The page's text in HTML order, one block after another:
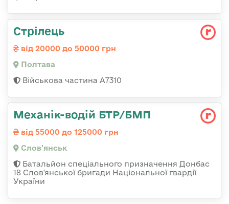
Стрілець
від 20000 до 50000 грн
Полтава
Військова частина А7310
Механік-водій БТР/БМП
від 55000 до 125000 грн
Слов'янськ
Батальйон спеціального призначення Донбас
18 Слов'янської бригади Національної гвардії
України